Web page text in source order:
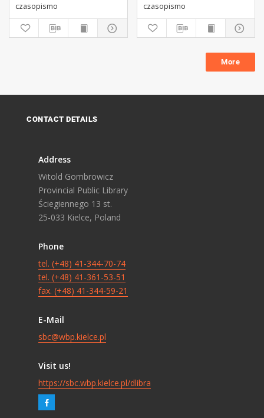
czasopismo
czasopismo
More
CONTACT DETAILS
Address
Witold Gombrowicz
Provincial Public Library
Ściegiennego 13 st.
25-033 Kielce, Poland
Phone
tel. (+48) 41-344-70-74
tel. (+48) 41-361-53-51
fax. (+48) 41-344-59-21
E-Mail
sbc@wbp.kielce.pl
Visit us!
https://sbc.wbp.kielce.pl/dlibra